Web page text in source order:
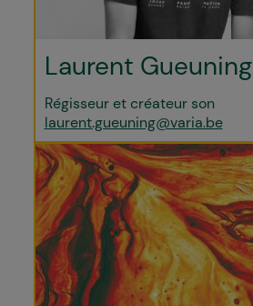
Laurent Gueuning
Régisseur et créateur son
laurent.gueuning@varia.be